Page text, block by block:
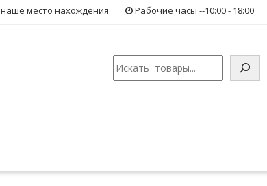
наше место нахождения Рабочие часы --10:00 - 18:00
Поиск